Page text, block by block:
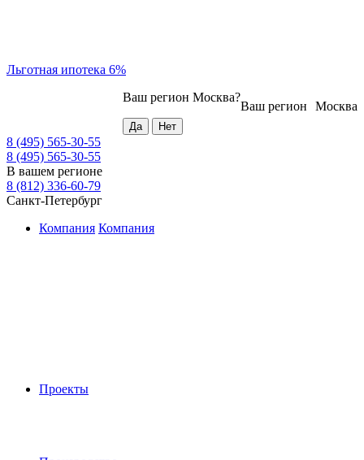
Льготная ипотека 6%
Москва
Ваш регион
Ваш регион Москва?
8 (495) 565-30-55
8 (495) 565-30-55
В вашем регионе
8 (812) 336-60-79
Санкт-Петербург
Компания Компания
Проекты